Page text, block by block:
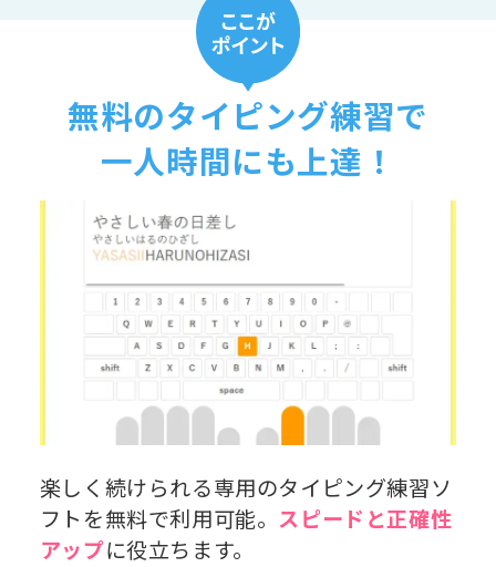
無料のタイピング練習で
一人時間にも上達！
楽しく続けられる専用のタイピング練習ソ
フトを無料で利用可能。 スピードと正確性
アップに役立ちます。